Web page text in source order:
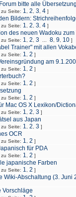
bitte alle
Seite: 1 2 3 4 ]
Bildern:
Seite: 1 2 3 4 ]
des neuen Wadoku zum
Seite: 1 2 3 8 9 10 ]
Trainer" mit allen
Seite: 1 2 ]
am
Seite: 1 2 ]
Seite: 1 2 ]
Seite: 1 2 ]
Mac OS X Lexikon/
Seite: 1 2 3 ]
aus Japan
Seite: 1 2 3 ]
OCR
Seite: 1 2 ]
für PDA
Seite: 1 2 ]
japanische Farben
Seite: 1 2 ]
Wiki-Abschaltung (3. Juni
Vorschläge